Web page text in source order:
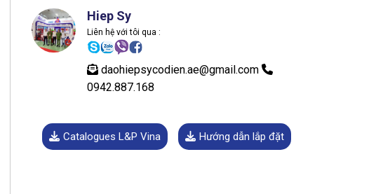
Hiep Sy
Liên hệ với tôi qua :
daohiepsycodien.ae@gmail.com
0942.887.168
Catalogues L&P Vina Hướng dẫn lắp đặt